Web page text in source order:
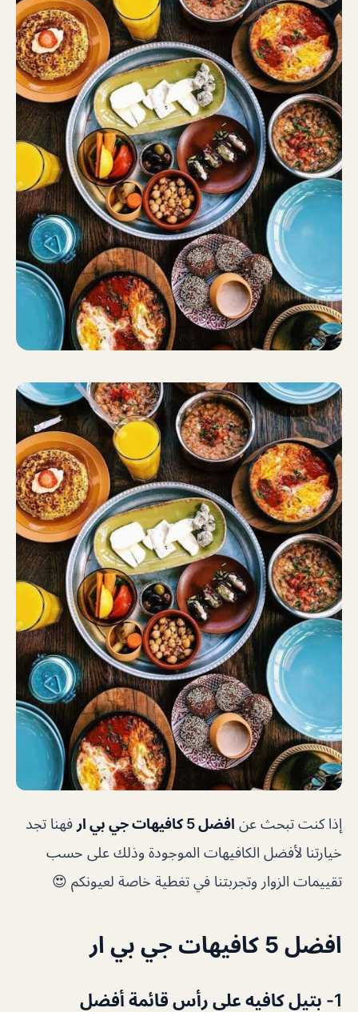
إذا كنت تبحث عن افضل 5 كافيهات جي بي ار
فهنا تجد
خيارتنا لأفضل الكافيهات الموجودة وذلك على حسب
تقييمات الزوار وتجربتنا في تغطية خاصة لعيونكم 😍
افضل 5 كافيهات جي بي ار
1- بتيل كافيه علي رأس قائمة أفضل